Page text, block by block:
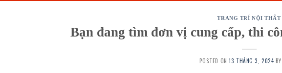
TRANG TRÍ NỘI THẤT
Bạn đang tìm đơn vị cung cấp, thi
POSTED ON13 THÁNG 3, 2024 BY